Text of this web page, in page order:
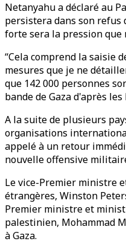
Netanyahu a déclaré au
persistera dans son refus
forte sera la pression que
“Cela comprend la saisie
mesures que je ne
que 142 000 personnes
bande de Gaza d'après
A la suite de plusieurs
organisations
appelé à un retour
nouvelle offensive
Le vice-Premier ministre
étrangères, Winston
Premier ministre et
palestinien, Mohammad
à Gaza.